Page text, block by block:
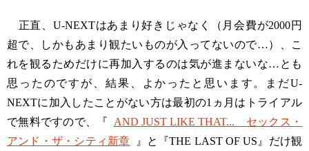
正直、U-NEXTはあまり好きじゃなく（月会費が2000円
超で、しかもあまり観たいものが入ってないので…）、こ
れを観るためだけに再加入するのは気が進まないな…とも
思ったのですが、結果、よかったと思います。まだU-
NEXTに加入したことがない方は最初の1ヵ月はトライアル
で無料ですので、『
AND JUST LIKE THAT... セックス・
アンド・ザ・シティ新章
』と『THE LAST OF US』だけ観